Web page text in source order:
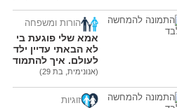
הורות ומשפחה
אמא שלי פוגעת בי כי
לא הבאתי עדיין ילדים
לעולם. איך להתמודד?
(אנונימית, בת 29)
זוגיות